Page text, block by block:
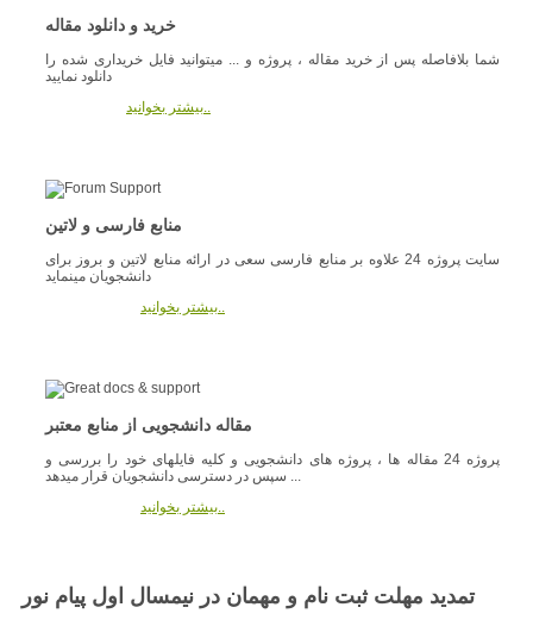
خرید و دانلود مقاله
شما بلافاصله پس از خرید مقاله ، پروژه و ... میتوانید فایل خریداری شده را
دانلود نمایید
بیشتر بخوانید..
منابع فارسی و لاتین
سایت پروژه 24 علاوه بر منابع فارسی سعی در ارائه منابع لاتین و بروز برای
دانشجویان مینماید
بیشتر بخوانید..
مقاله دانشجویی از منابع معتبر
پروژه 24 مقاله ها ، پروژه های دانشجویی و کلیه فایلهای خود را بررسی و
سپس در دسترسی دانشجویان قرار میدهد ...
بیشتر بخوانید..
تمدید مهلت ثبت نام و مهمان در نیمسال اول پیام نور